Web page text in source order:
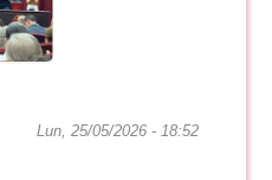
Lun, 25/05/2026 - 18:52